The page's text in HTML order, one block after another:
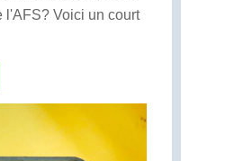
l'AFS? Voici un court